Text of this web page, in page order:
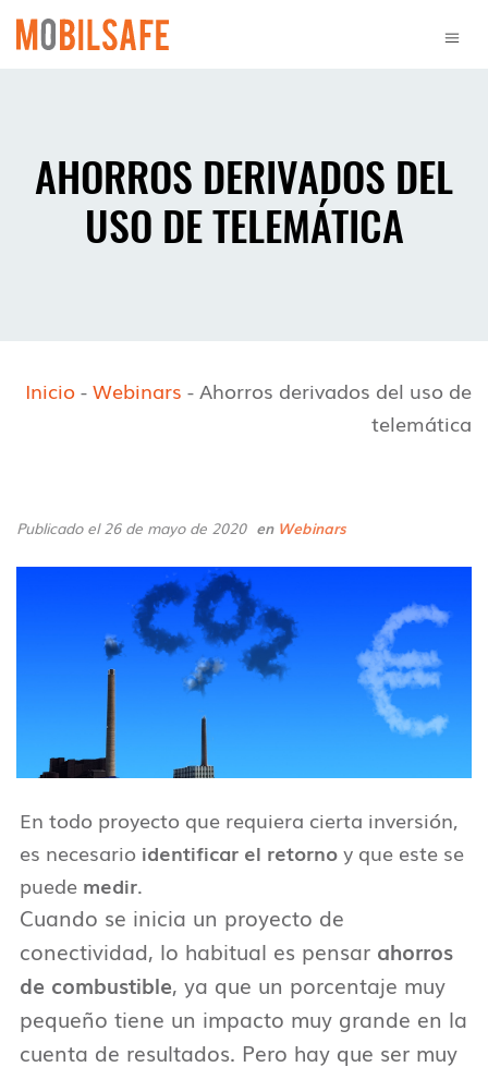
AHORROS DERIVADOS DEL
USO DE TELEMÁTICA
Inicio-Webinars - Ahorros derivados del uso de
telemática
Publicado el 26 de mayo de 2020 en Webinars
En todo proyecto que requiera cierta inversión,
es necesario identificar el retornoy que este se
puede medir.
Cuando se inicia un proyecto de
conectividad, lo habitual es pensar ahorros
de combustible, ya que un porcentaje muy
pequeño tiene un impacto muy grande en la
cuenta de resultados. Pero hay que ser muy